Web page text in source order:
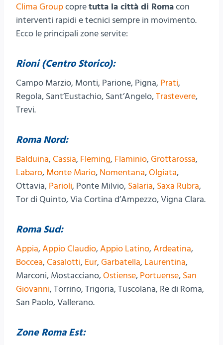
Clima Groupcopretutta la città di Romacon
interventi rapidi e tecnici sempre in movimento.
Ecco le principali zone servite:
Rioni (Centro Storico):
Campo Marzio, Monti, Parione, Pigna, Prati,
Regola, Sant’Eustachio, Sant’Angelo,Trastevere,
Trevi.
Roma Nord:
Balduina,Cassia, Fleming, Flaminio,Grottarossa,
Labaro, Monte Mario, Nomentana,Olgiata,
Ottavia, Parioli, Ponte Milvio, Salaria, Saxa Rubra,
Tor di Quinto, Via Cortina d’Ampezzo, Vigna Clara.
Roma Sud:
Appia,Appio Claudio,Appio Latino,Ardeatina,
Boccea,Casalotti, Eur,Garbatella, Laurentina,
Marconi, Mostacciano,Ostiense, Portuense, San
Giovanni, Torrino, Trigoria, Tuscolana, Re di Roma,
San Paolo, Vallerano.
Zone Roma Est: